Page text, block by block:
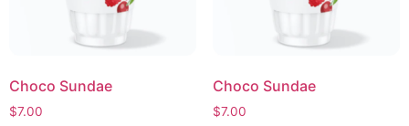
Choco Sundae
$7.00
Choco Sundae
$7.00